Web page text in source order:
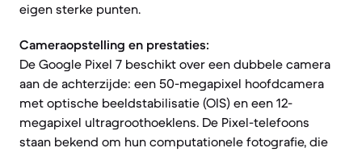
eigen sterke punten.
Cameraopstelling en prestaties:
De Google Pixel 7 beschikt over een dubbele camera
aan de achterzijde: een 50-megapixel hoofdcamera
met optische beeldstabilisatie (OIS) en een 12-
megapixel ultragroothoeklens. De Pixel-telefoons
staan bekend om hun computationele fotografie, die